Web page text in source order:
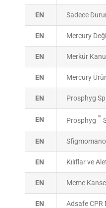
EN Sadece
EN Mercury
EN Merkür
EN Mercury
EN Prosphyg
EN Prosphyg ™
EN
EN Kılıflar ve
EN Meme
EN Adsafe CPR